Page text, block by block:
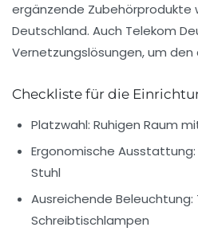
ergänzende Zubehörprodukte
Deutschland. Auch Telekom
Vernetzungslösungen, um
Checkliste für die
Platzwahl: Ruhigen Raum
Ergonomische
Stuhl
Ausreichende
Schreibtischlampen